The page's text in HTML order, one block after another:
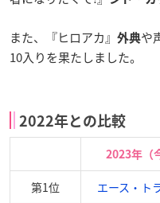
また、『ヒロアカ』 外典や
10入りを果たしました。
2022年との比較
2023年（
第1位 エース・ト